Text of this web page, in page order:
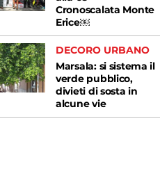
Cronoscalata Monte
Erice￼
DECORO URBANO
Marsala: si sistema il
verde pubblico,
divieti di sosta in
alcune vie